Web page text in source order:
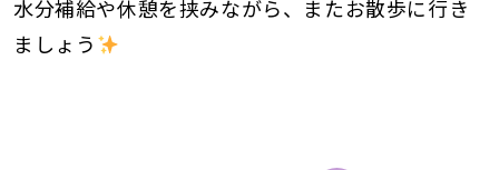
水分補給や休憩を挟みながら、またお散歩に行き
ましょう